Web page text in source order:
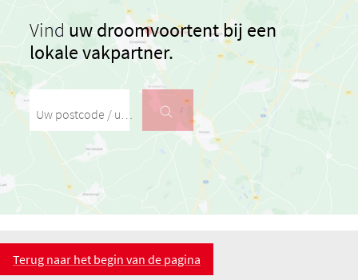
Vind uw droomvoortent bij een
lokale vakpartner.
Uw postcode / uw stad
Terug naar het begin van de pagina